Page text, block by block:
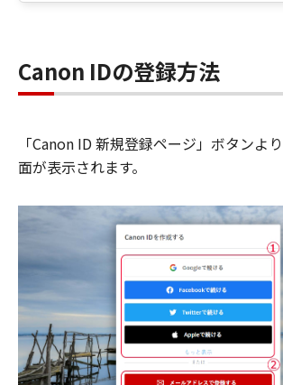
Canon IDの登録方法
「Canon ID 新規登録ページ」ボタンよ
面が表示されます。